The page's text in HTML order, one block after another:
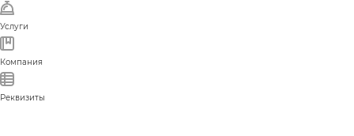
Услуги
Компания
Реквизиты